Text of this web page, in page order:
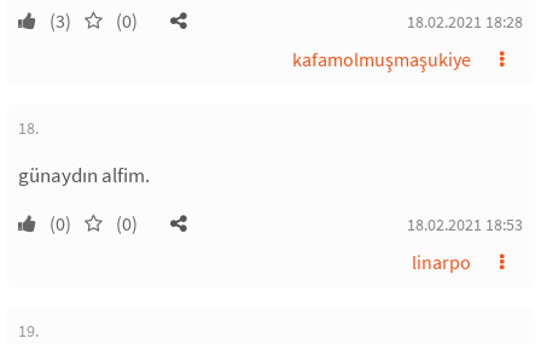
(3) (0) 18.02.2021 18:28
kafamolmuşmaşukiye
18.
günaydın alfim.
(0) (0) 18.02.2021 18:53
linarpo
19.